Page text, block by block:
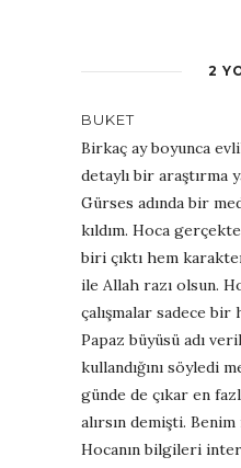
2
BUKET
Birkaç ay boyunca
detaylı bir araştırma
Gürses adında bir
kıldım. Hoca
biri çıktı hem
ile Allah razı olsun.
çalışmalar sadece bir
Papaz büyüsü adı
kullandığını söyledi
günde de çıkar en
alırsın demişti.
Hocanın bilgileri